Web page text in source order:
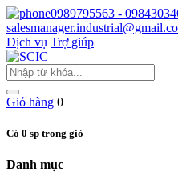
0989795563 -
Dịch vụ Trợ giúp
Giỏ hàng 0
Có 0 sp trong giỏ
Danh mục